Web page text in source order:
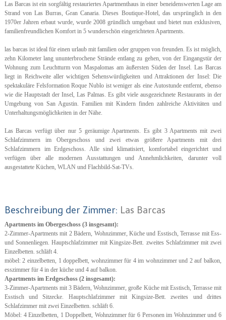
Las Barcas ist ein sorgfältig restauriertes Apartmenthaus in einer beneidenswerten Lage am
Strand von Las Burras, Gran Canaria. Dieses Boutique-Hotel, das ursprünglich in den
1970er Jahren erbaut wurde, wurde 2008 gründlich umgebaut und bietet nun exklusiven,
familienfreundlichen Komfort in 5 wunderschön eingerichteten Apartments.
las barcas ist ideal für einen urlaub mit familien oder gruppen von freunden. Es ist möglich,
zehn Kilometer lang ununterbrochene Strände entlang zu gehen, von der Eingangstür der
Wohnung zum Leuchtturm von Maspalomas am äußersten Süden der Insel. Las Barcas
liegt in Reichweite aller wichtigen Sehenswürdigkeiten und Attraktionen der Insel: Die
spektakuläre Felsformation Roque Nublo ist weniger als eine Autostunde entfernt, ebenso
wie die Hauptstadt der Insel, Las Palmas. Es gibt viele ausgezeichnete Restaurants in der
Umgebung von San Agustin. Familien mit Kindern finden zahlreiche Aktivitäten und
Unterhaltungsmöglichkeiten in der Nähe.
Las Barcas verfügt über nur 5 geräumige Apartments. Es gibt 3 Apartments mit zwei
Schlafzimmern im Obergeschoss und zwei etwas größere Apartments mit drei
Schlafzimmern im Erdgeschoss. Alle sind klimatisiert, komfortabel eingerichtet und
verfügen über alle modernen Ausstattungen und Annehmlichkeiten, darunter voll
ausgestattete Küchen, WLAN und Flachbild-Sat-TVs.
Beschreibung der Zimmer: Las Barcas
Apartments im Obergeschoss (3 insgesamt):
2-Zimmer-Apartments mit 2 Bädern, Wohnzimmer, Küche und Esstisch, Terrasse mit Ess-
und Sonnenliegen. Hauptschlafzimmer mit Kingsize-Bett. zweites Schlafzimmer mit zwei
Einzelbetten. schläft 4.
möbel: 2 einzelbetten, 1 doppelbett, wohnzimmer für 4 im wohnzimmer und 2 auf balkon,
esszimmer für 4 in der küche und 4 auf balkon.
Apartments im Erdgeschoss (2 insgesamt):
3-Zimmer-Apartments mit 3 Bädern, Wohnzimmer, große Küche mit Esstisch, Terrasse mit
Esstisch und Sitzecke. Hauptschlafzimmer mit Kingsize-Bett. zweites und drittes
Schlafzimmer mit zwei Einzelbetten. schläft 6.
Möbel: 4 Einzelbetten, 1 Doppelbett, Wohnzimmer für 6 Personen im Wohnzimmer und 6